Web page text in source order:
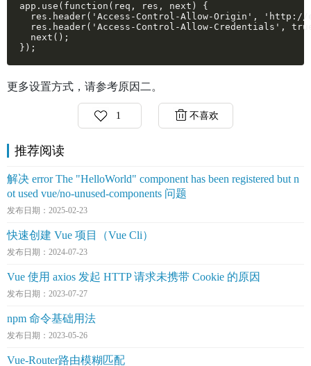
app.use(function(req, res, next) {
res.header('Access-Control-Allow-Origin', 'http://
res.header('Access-Control-Allow-Credentials',
next();
});
更多设置方式，请参考原因二。
1 不喜欢
推荐阅读
解决 error The "HelloWorld" component has been registered but n
ot used vue/no-unused-components 问题
发布日期：2025-02-23
快速创建 Vue 项目（Vue Cli）
发布日期：2024-07-23
Vue 使用 axios 发起 HTTP 请求未携带 Cookie 的原因
发布日期：2023-07-27
npm 命令基础用法
发布日期：2023-05-26
Vue-Router路由模糊匹配